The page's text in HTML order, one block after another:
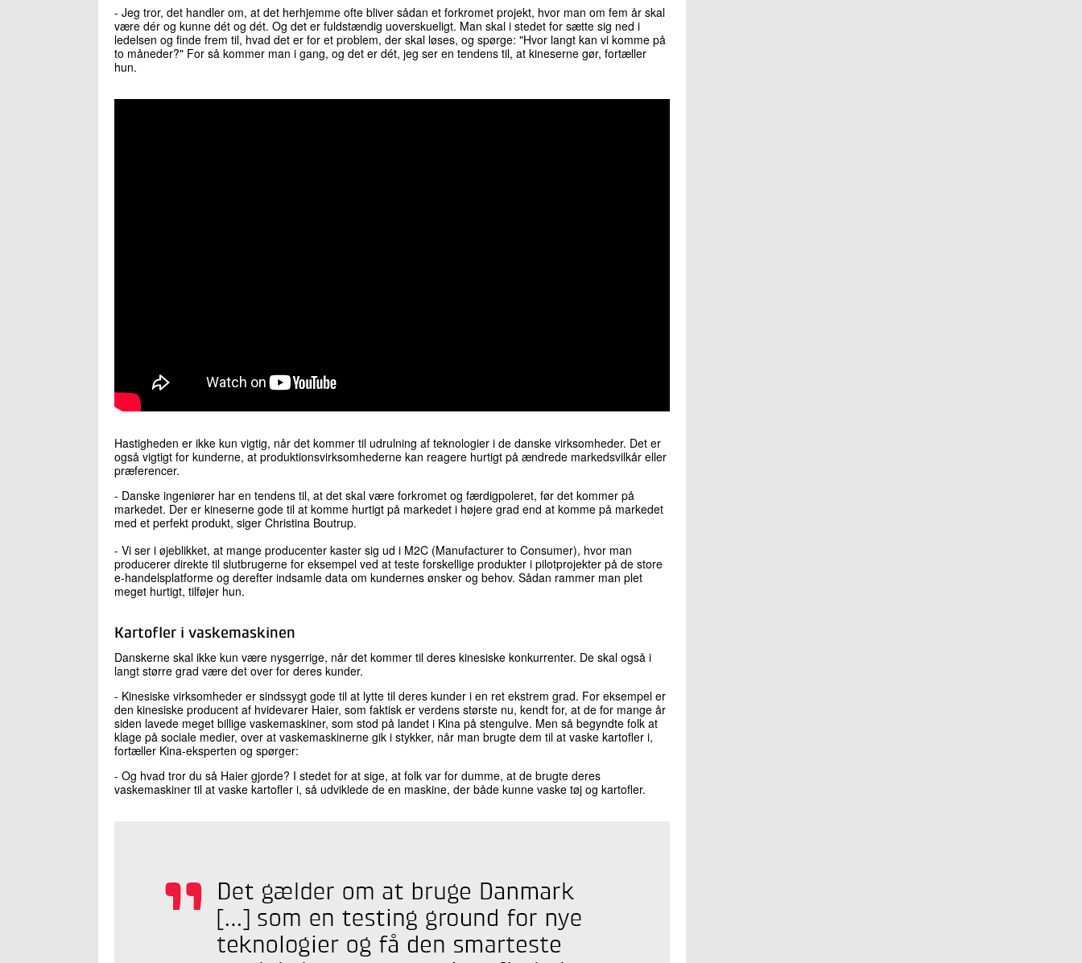
- Jeg tror, det handler om, at det herhjemme ofte bliver sådan et forkromet projekt, hvor man om fem år skal
være dér og kunne dét og dét. Og det er fuldstændig uoverskueligt. Man skal i stedet for sætte sig ned i
ledelsen og finde frem til, hvad det er for et problem, der skal løses, og spørge: "Hvor langt kan vi komme på
to måneder?" For så kommer man i gang, og det er dét, jeg ser en tendens til, at kineserne gør, fortæller
hun.
Hastigheden er ikke kun vigtig, når det kommer til udrulning af teknologier i de danske virksomheder. Det er
også vigtigt for kunderne, at produktionsvirksomhederne kan reagere hurtigt på ændrede markedsvilkår eller
præferencer.
- Danske ingeniører har en tendens til, at det skal være forkromet og færdigpoleret, før det kommer på
markedet. Der er kineserne gode til at komme hurtigt på markedet i højere grad end at komme på markedet
med et perfekt produkt, siger Christina Boutrup.
- Vi ser i øjeblikket, at mange producenter kaster sig ud i M2C (Manufacturer to Consumer), hvor man
producerer direkte til slutbrugerne for eksempel ved at teste forskellige produkter i pilotprojekter på de store
e-handelsplatforme og derefter indsamle data om kundernes ønsker og behov. Sådan rammer man plet
meget hurtigt, tilføjer hun.
Kartofler i vaskemaskinen
Danskerne skal ikke kun være nysgerrige, når det kommer til deres kinesiske konkurrenter. De skal også i
langt større grad være det over for deres kunder.
- Kinesiske virksomheder er sindssygt gode til at lytte til deres kunder i en ret ekstrem grad. For eksempel er
den kinesiske producent af hvidevarer Haier, som faktisk er verdens største nu, kendt for, at de for mange år
siden lavede meget billige vaskemaskiner, som stod på landet i Kina på stengulve. Men så begyndte folk at
klage på sociale medier, over at vaskemaskinerne gik i stykker, når man brugte dem til at vaske kartofler i,
fortæller Kina-eksperten og spørger:
- Og hvad tror du så Haier gjorde? I stedet for at sige, at folk var for dumme, at de brugte deres
vaskemaskiner til at vaske kartofler i, så udviklede de en maskine, der både kunne vaske tøj og kartofler.